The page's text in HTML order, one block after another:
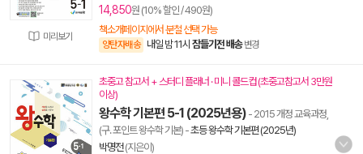
미리보기
14,850원 (10% 할인 / 490원)
책소개페이지에서 분철 선택 가능
양탄자배송 내일 밤 11시 잠들기전 배송 변경
초중고 참고서 + 스터디 플래너 · 미니 콜드컵 (초중고참고서 3만원
이상)
왕수학 기본편 5-1 (2025년용) - 2015 개정 교육과정,
(구. 포인트 왕수학 기본) -초등 왕수학 기본편 (2025년)
박명전(지은이)